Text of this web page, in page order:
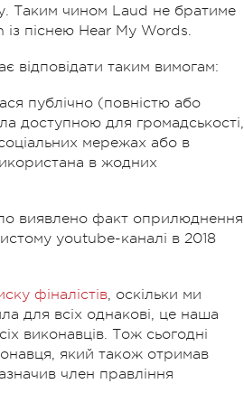
Таким чином Laud не братиме
із піснею Hear My Words.
відповідати таким вимогам:
публічно (повністю або
доступною для громадськості,
мережах або в
в жодних
виявлено факт оприлюднення
youtube-каналі в 2018
фіналістів, оскільки ми
для всіх однакові, це наша
виконавців. Тож сьогодні
який також отримав
член правління